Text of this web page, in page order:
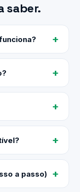
saber.
a passo)